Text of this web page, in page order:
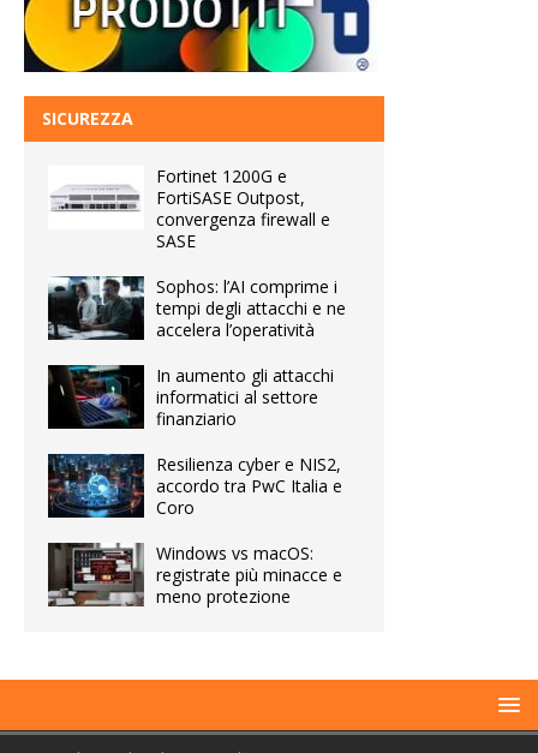
SICUREZZA
Fortinet 1200G e
FortiSASE Outpost,
convergenza firewall e
SASE
Sophos: l’AI comprime i
tempi degli attacchi e ne
accelera l’operatività
In aumento gli attacchi
informatici al settore
finanziario
Resilienza cyber e NIS2,
accordo tra PwC Italia e
Coro
Windows vs macOS:
registrate più minacce e
meno protezione